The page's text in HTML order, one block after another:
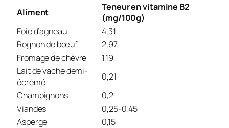
Aliment
Teneur en vitamine B2
(mg/100g)
Foie d’agneau
4,31
Rognon de bœuf
2,97
Fromage de chèvre
1,19
Lait de vache demi-
écrémé
0,21
Champignons
0,2
Viandes
0,25-0,45
Asperge
0,15